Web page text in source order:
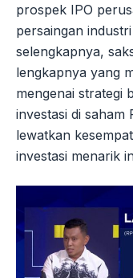
prospek IPO
persaingan
selengkapnya,
lengkapnya yang
mengenai strategi
investasi di saham
lewatkan
investasi menarik